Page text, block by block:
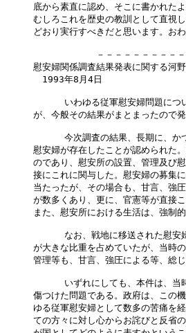
底から素直に認め、そこに書かれた
むしろこれを歴史の教訓として直視
どおり実行すべきだと思います。お
－－－－－－－－－－－－
慰安婦関係調査結果発表に関する河
1993年8月4日
　いわゆる従軍慰安婦問題につ
が、今般その結果がまとまったので発
　今次調査の結果、長期に、か
慰安婦が存在したことが認められた
のであり、慰安所の設置、管理及び
接にこれに関与した。慰安婦の募集
当たったが、その場合も、甘言、強
が数多くあり、更に、官憲等が直接
また、慰安所における生活は、強制
　なお、戦地に移送された慰安
が大きな比重を占めていたが、当時
管理等も、甘言、強圧による等、総
　いずれにしても、本件は、当
傷つけた問題である。政府は、この
ゆる従軍慰安婦として数多の苦痛を
ての方々に対し心からお詫びと反省